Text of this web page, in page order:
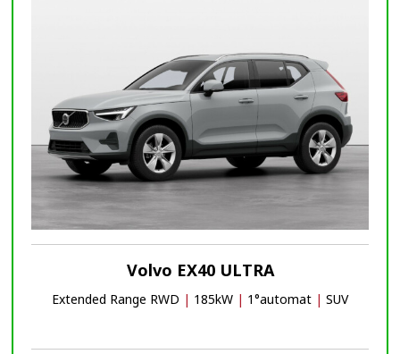
Volvo EX40 ULTRA
Extended Range RWD | 185kW | 1°automat | SUV